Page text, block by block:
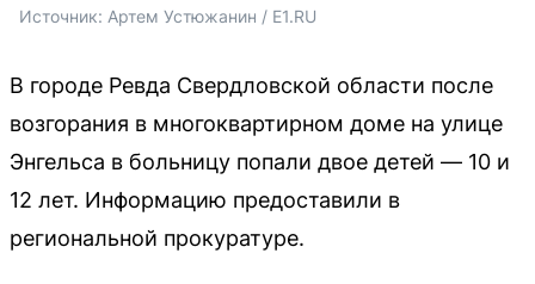
Источник: Артем Устюжанин / E1.RU
В городе Ревда Свердловской области после
возгорания в многоквартирном доме на улице
Энгельса в больницу попали двое детей — 10 и
12 лет. Информацию предоставили в
региональной прокуратуре.